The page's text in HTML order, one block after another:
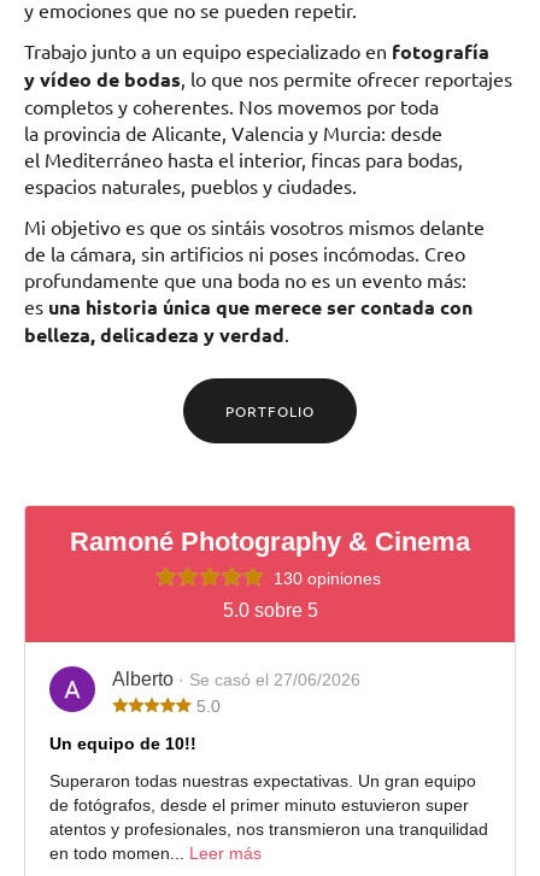
y emociones que no se pueden repetir.
Trabajo junto a un equipo especializado en fotografía
y vídeo de bodas , lo que nos permite ofrecer reportajes
completos y coherentes. Nos movemos por toda
la provincia de Alicante, Valencia y Murcia: desde
el Mediterráneo hasta el interior, fincas para bodas,
espacios naturales, pueblos y ciudades.
Mi objetivo es que os sintáis vosotros mismos delante
de la cámara, sin artificios ni poses incómodas. Creo
profundamente que una boda no es un evento más:
es una historia única que merece ser contada con
belleza, delicadeza y verdad
PORTFOLIO
Ramoné Photography & Cinema
130 opiniones
5.0 sobre 5
Alberto · Se casó el 27/06/2026
5.0
Un equipo de 10!!
Superaron todas nuestras expectativas. Un gran equipo
de fotógrafos, desde el primer minuto estuvieron super
atentos y profesionales, nos transmieron una tranquilidad
en todo momen... Leer más